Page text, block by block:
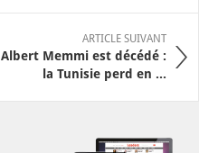
ARTICLE SUIVANT
Albert Memmi est décédé :
la Tunisie perd en ...